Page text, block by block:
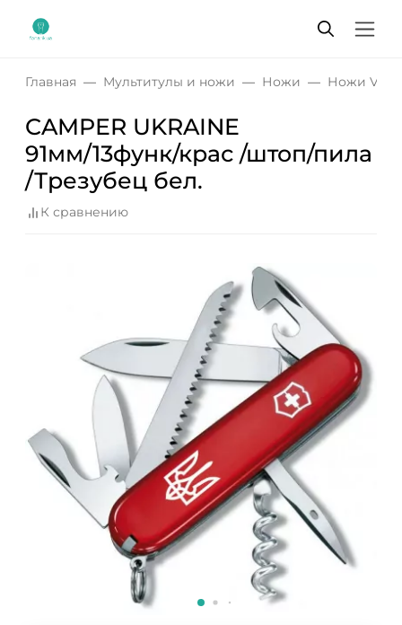
Главная Мультитулы и ножи Ножи Ножи
CAMPER UKRAINE
91мм/13функ/крас /штоп/пила
/Трезубец бел.
К сравнению